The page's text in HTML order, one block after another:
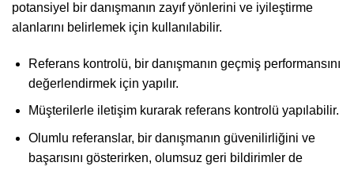
potansiyel bir danışmanın zayıf yönlerini ve iyileştirme
alanlarını belirlemek için kullanılabilir.
Referans kontrolü, bir danışmanın geçmiş performansını
değerlendirmek için yapılır.
Müşterilerle iletişim kurarak referans kontrolü yapılabilir.
Olumlu referanslar, bir danışmanın güvenilirliğini ve
başarısını gösterirken, olumsuz geri bildirimler de